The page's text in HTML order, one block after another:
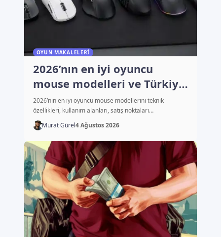
OYUN MAKALELERI
2026’nın en iyi oyuncu
mouse modelleri ve Türkiye
fiyatları
2026’nın en iyi oyuncu mouse modellerini teknik
özellikleri, kullanım alanları, satış noktaları…
Murat Gürel4 Ağustos 2026